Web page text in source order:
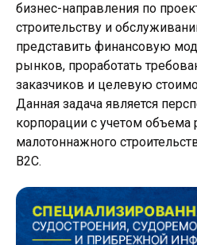
бизнес-направления по
строительству и
представить финансовую
рынков, проработать
заказчиков и целевую
Данная задача является
корпорации с учетом
малотоннажного
B2C.